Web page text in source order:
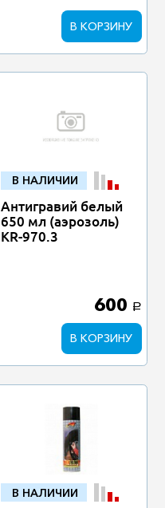
В КОРЗИНУ
В НАЛИЧИИ
Антигравий белый
650 мл (аэрозоль)
KR-970.3
600 a
В КОРЗИНУ
В НАЛИЧИИ